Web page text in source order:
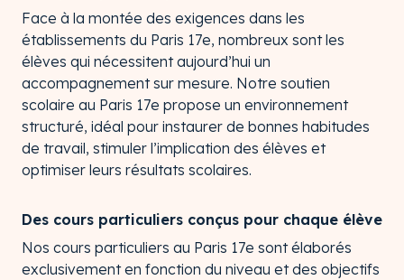
Face à la montée des exigences dans les
établissements du Paris 17e, nombreux sont les
élèves qui nécessitent aujourd’hui un
accompagnement sur mesure. Notre soutien
scolaire au Paris 17e propose un environnement
structuré, idéal pour instaurer de bonnes habitudes
de travail, stimuler l’implication des élèves et
optimiser leurs résultats scolaires.
Des cours particuliers conçus pour chaque élève
Nos cours particuliers au Paris 17e sont élaborés
exclusivement en fonction du niveau et des objectifs